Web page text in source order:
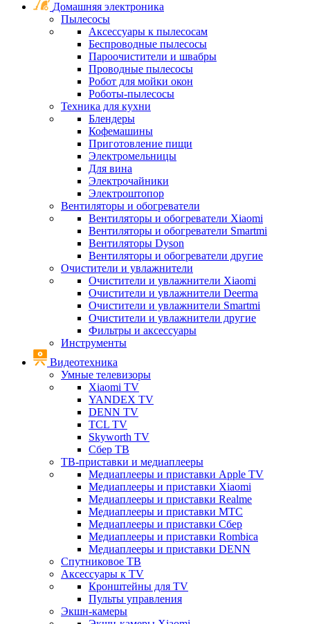
Домашняя электроника
Пылесосы
Аксессуары к пылесосам
Беспроводные пылесосы
Пароочистители и швабры
Проводные пылесосы
Робот для мойки окон
Роботы-пылесосы
Техника для кухни
Блендеры
Кофемашины
Приготовление пищи
Электромельницы
Для вина
Электрочайники
Электроштопор
Вентиляторы и обогреватели
Вентиляторы и обогреватели Xiaomi
Вентиляторы и обогреватели Smartmi
Вентиляторы Dyson
Вентиляторы и обогреватели другие
Очистители и увлажнители
Очистители и увлажнители Xiaomi
Очистители и увлажнители Deerma
Очистители и увлажнители Smartmi
Очистители и увлажнители другие
Фильтры и аксессуары
Инструменты
Видеотехника
Умные телевизоры
Xiaomi TV
YANDEX TV
DENN TV
TCL TV
Skyworth TV
Сбер ТВ
ТВ-приставки и медиаплееры
Медиаплееры и приставки Apple TV
Медиаплееры и приставки Xiaomi
Медиаплееры и приставки Realme
Медиаплееры и приставки МТС
Медиаплееры и приставки Сбер
Медиаплееры и приставки Rombica
Медиаплееры и приставки DENN
Спутниковое ТВ
Аксессуары к TV
Кронштейны для TV
Пульты управления
Экшн-камеры